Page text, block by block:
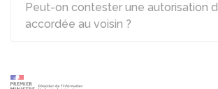
Peut-on contester une autorisation
accordée au voisin ?